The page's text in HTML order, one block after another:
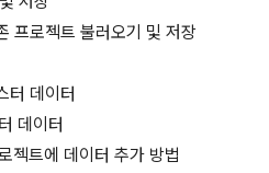
프로젝트 불러오기 및 저장
터 데이터
데이터
젝트에 데이터 추가 방법